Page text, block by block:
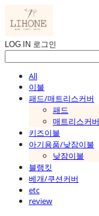
LOG IN 로그인
All
이불
패드/매트리스커버
패드
매트리스커버
키즈이불
아기용품/낮잠이불
낮잠이불
블랭킷
베개/쿠션커버
etc
review